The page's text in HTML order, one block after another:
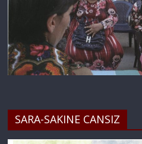
SARA-SAKINE CANSIZ